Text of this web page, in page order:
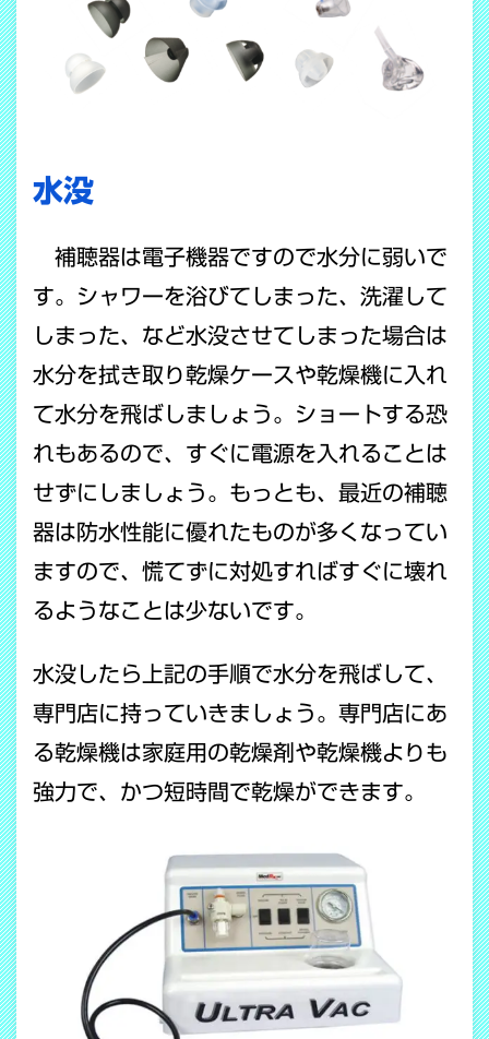
水没
補聴器は電子機器ですので水分に弱いで
す。シャワーを浴びてしまった、洗濯して
しまった、など水没させてしまった場合は
水分を拭き取り乾燥ケースや乾燥機に入れ
て水分を飛ばしましょう。ショートする恐
れもあるので、すぐに電源を入れることは
せずにしましょう。もっとも、最近の補聴
器は防水性能に優れたものが多くなってい
ますので、慌てずに対処すればすぐに壊れ
るようなことは少ないです。
水没したら上記の手順で水分を飛ばして、
専門店に持っていきましょう。専門店にあ
る乾燥機は家庭用の乾燥剤や乾燥機よりも
強力で、かつ短時間で乾燥ができます。